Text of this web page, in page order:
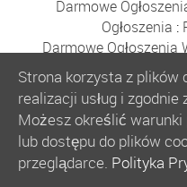
Darmowe
Ogłoszenia :
Darmowe Ogłoszenia
Płyn do Baniek:
Kurs Animatora:Solidna
Animator
Bezpłatne Ogłoszenia
Bańki Mydlane:
Szkolenie Animatorów
Strona korzysta z plików
realizacji usług i zgodnie
Możesz określić
lub dostępu do plików
przeglądarce. Polityka